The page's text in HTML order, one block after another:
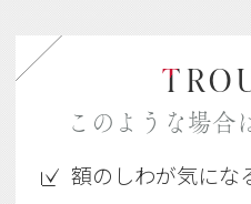
T
このような場合
額のしわが気にな